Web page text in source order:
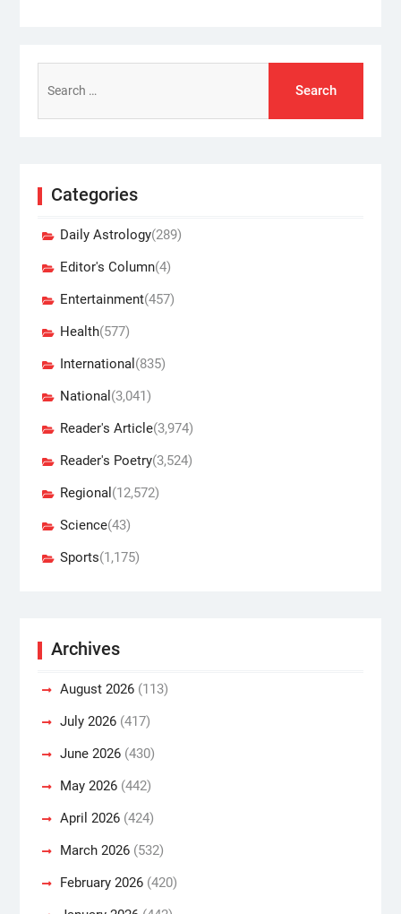
for:
Categories
Daily Astrology(289)
Editor's Column(4)
Entertainment(457)
Health(577)
International (835)
National (3,041)
Reader's Article(3,974)
Reader's Poetry(3,524)
Regional (12,572)
Science(43)
Sports(1,175)
Archives
August 2026(113)
July 2026(417)
June 2026(430)
May 2026(442)
April 2026(424)
March 2026(532)
February 2026(420)